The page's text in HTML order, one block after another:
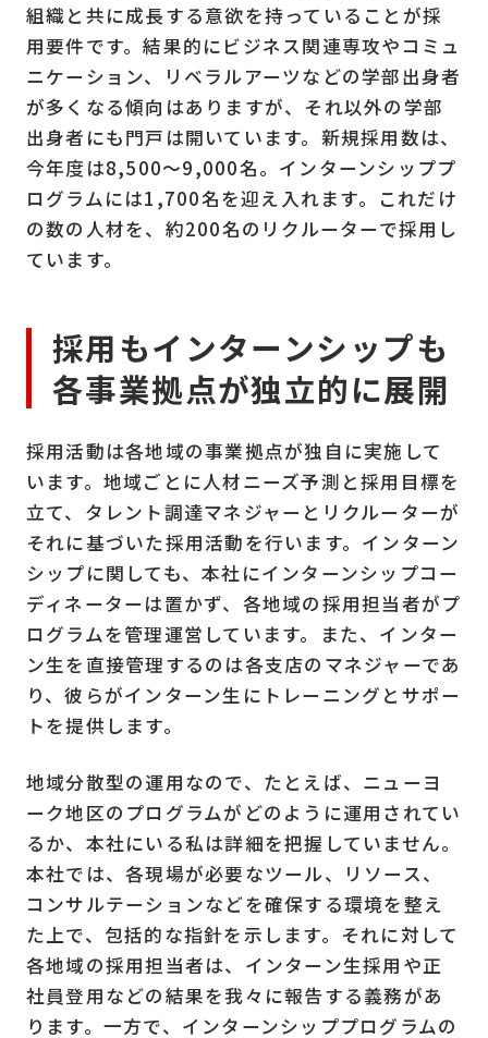
組織と共に成長する意欲を持っていることが採
用要件です。結果的にビジネス関連専攻やコミュ
ニケーション、リベラルアーツなどの学部出身者
が多くなる傾向はありますが、それ以外の学部
出身者にも門戸は開いています。新規採用数は、
今年度は8,500～9,000名。インターンシッププ
ログラムには1,700名を迎え入れます。これだけ
の数の人材を、約200名のリクルーターで採用し
ています。
採用もインターンシップも
各事業拠点が独立的に展開
採用活動は各地域の事業拠点が独自に実施して
います。地域ごとに人材ニーズ予測と採用目標を
立て、タレント調達マネジャーとリクルーターが
それに基づいた採用活動を行います。インターン
シップに関しても、本社にインターンシップコー
ディネーターは置かず、各地域の採用担当者がプ
ログラムを管理運営しています。また、インター
ン生を直接管理するのは各支店のマネジャーであ
り、彼らがインターン生にトレーニングとサポー
トを提供します。
地域分散型の運用なので、たとえば、ニューヨ
ーク地区のプログラムがどのように運用されてい
るか、本社にいる私は詳細を把握していません。
本社では、各現場が必要なツール、リソース、
コンサルテーションなどを確保する環境を整え
た上で、包括的な指針を示します。それに対して
各地域の採用担当者は、インターン生採用や正
社員登用などの結果を我々に報告する義務があ
ります。一方で、インターンシッププログラムの